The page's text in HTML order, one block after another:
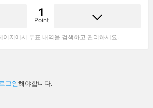
1
Point
이지에서 투표 내역을 검색하고 관리하세요.
로그인해야합니다.